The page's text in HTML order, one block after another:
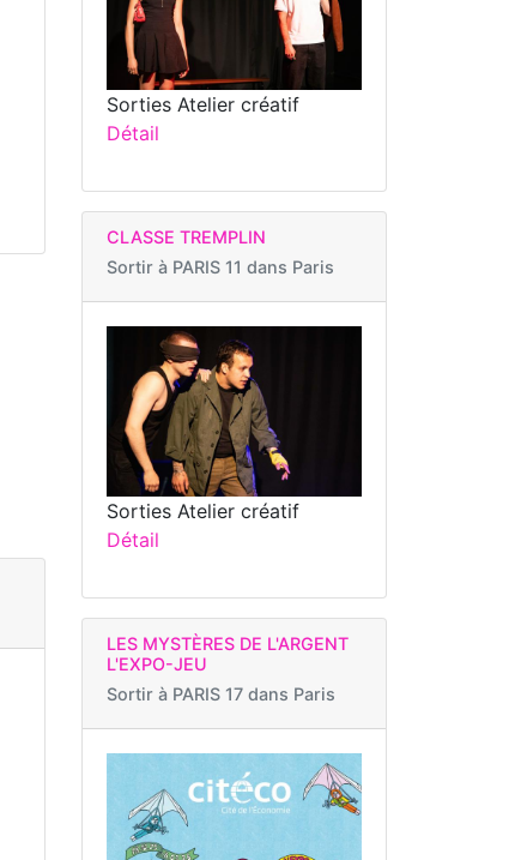
Sorties Atelier créatif
Détail
CLASSE TREMPLIN
Sortir à PARIS 11 dans Paris
Sorties Atelier créatif
Détail
LES MYSTÈRES DE L'ARGENT
L'EXPO-JEU
Sortir à PARIS 17 dans Paris